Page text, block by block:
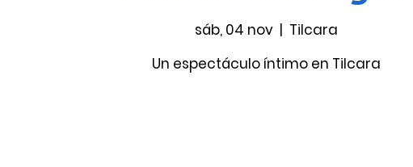
sáb, 04 nov
  |
Tilcara
Un espectáculo íntimo en Tilcara